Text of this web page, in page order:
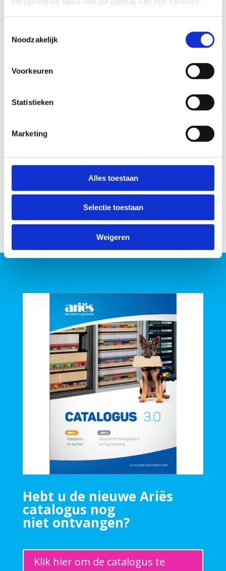
Noodzakelijk
Voorkeuren
Statistieken
Marketing
Alles toestaan
Selectie toestaan
Weigeren
hun dagelijkse administratie en
Hebt u de nieuwe Ariës
catalogus nog
niet ontvangen?
Klik hier om de catalogus te